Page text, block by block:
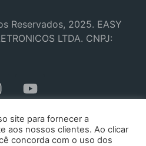
Reservados, 2025. EASY
LTDA. CNPJ:
site para fornecer a
aos nossos clientes. Ao clicar
concorda com o uso dos